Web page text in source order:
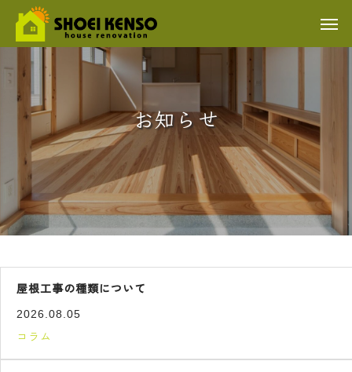
お知らせ
屋根工事の種類について
2026.08.05
コラム